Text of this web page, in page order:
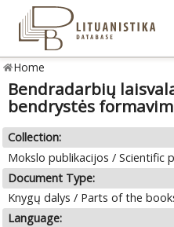
Home
Bendradarbių
bendrystės
Collection:
Mokslo publikacijos / Scientific
Document Type:
Knygų dalys / Parts of the
Language: